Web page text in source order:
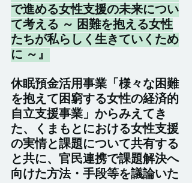
で進める女性支援の未来につい
て考える ～ 困難を抱える女性
たちが私らしく生きていくため
に ～』
休眠預金活用事業「様々な困難
を抱えて困窮する女性の経済的
自立支援事業」からみえてき
た、くまもとにおける女性支援
の実情と課題について共有する
と共に、官民連携で課題解決へ
向けた方法・手段等を議論いた